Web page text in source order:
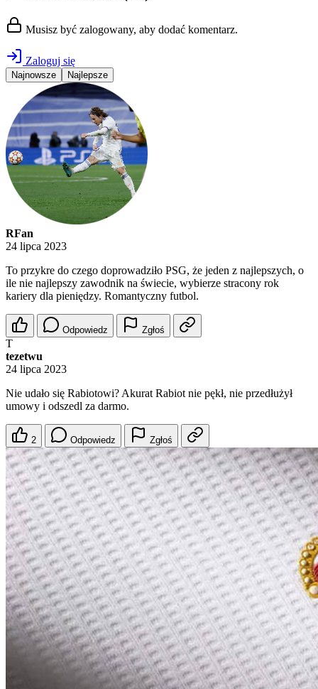
Musisz być zalogowany, aby dodać komentarz.
Zaloguj się
Najnowsze Najlepsze
RFan
24 lipca 2023
To przykre do czego doprowadziło PSG, że jeden z najlepszych, o
ile nie najlepszy zawodnik na świecie, wybierze stracony rok
kariery dla pieniędzy. Romantyczny futbol.
Odpowiedz Zgłoś
T
tezetwu
24 lipca 2023
Nie udało się Rabiotowi? Akurat Rabiot nie pękł, nie przedłużył
umowy i odszedl za darmo.
2 Odpowiedz Zgłoś